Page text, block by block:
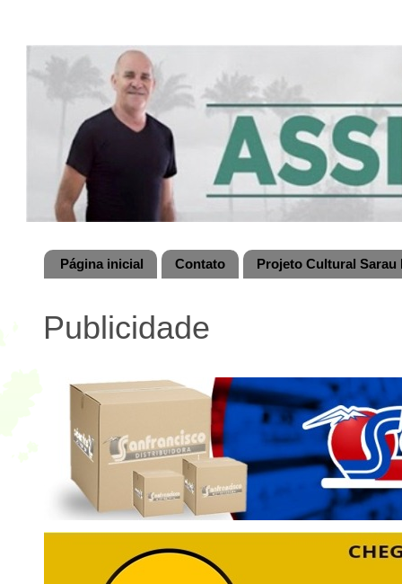
Página inicial Contato Projeto Cultural
Publicidade